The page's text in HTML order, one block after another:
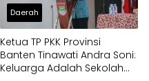
Daerah
Ketua TP PKK Provinsi
Banten Tinawati Andra Soni:
Keluarga Adalah Sekolah